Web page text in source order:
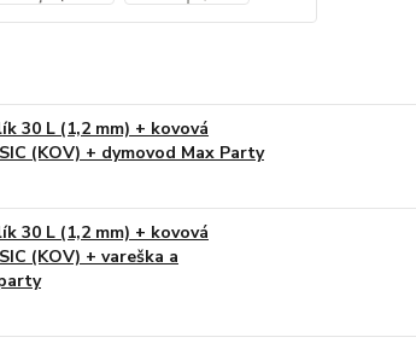
30 L (1,2 mm) + kovová
(KOV) + dymovod Max Party
30 L (1,2 mm) + kovová
(KOV) + vareška a